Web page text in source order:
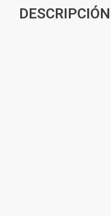
DESCRIPCIÓN